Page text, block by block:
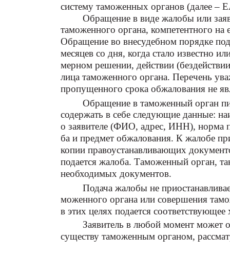
систему таможенных органов
Обращение в виде жалобы или
таможенного органа, компетентного
Обращение во внесудебном порядке
месяцев со дня, когда стало известно
мерном решении, действии
лица таможенного органа. Перечень
пропущенного срока обжалования не
Обращение в таможенный орган
содержать в себе следующие данные:
о заявителе (ФИО, адрес, ИНН), норма
ба и предмет обжалования. К жалобе
копии правоустанавливающих
подается жалоба. Таможенный орган,
необходимых документов.
Подача жалобы не
моженного органа или совершения
в этих целях подается соответствующее
Заявитель в любой момент может
существу таможенным органом,